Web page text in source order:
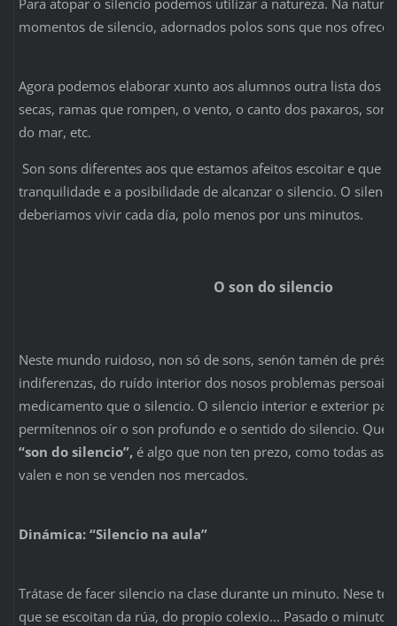
momentos de silencio, adornados polos sons que nos ofrece
Agora podemos elaborar xunto aos alumnos outra lista dos
secas, ramas que rompen, o vento, o canto dos paxaros,
do mar, etc.
Son sons diferentes aos que estamos afeitos escoitar e que
tranquilidade e a posibilidade de alcanzar o silencio. O
deberiamos vivir cada día, polo menos por uns minutos.
O son do silencio
Neste mundo ruidoso, non só de sons, senón tamén de
indiferenzas, do ruído interior dos nosos problemas
medicamento que o silencio. O silencio interior e exterior
permítennos oír o son profundo e o sentido do silencio. Que
“son do silencio”,é algo que non ten prezo, como todas as
valen e non se venden nos mercados.
Dinámica: “Silencio na aula”
Trátase de facer silencio na clase durante un minuto. Nese
que se escoitan da rúa, do propio colexio... Pasado o